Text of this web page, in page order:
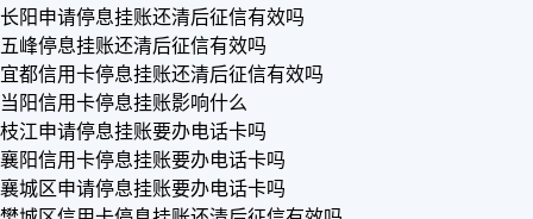
长阳申请停息挂账还清后征信有效吗
五峰停息挂账还清后征信有效吗
宜都信用卡停息挂账还清后征信有效吗
当阳信用卡停息挂账影响什么
枝江申请停息挂账要办电话卡吗
襄阳信用卡停息挂账要办电话卡吗
襄城区申请停息挂账要办电话卡吗